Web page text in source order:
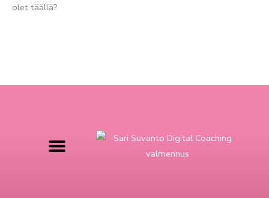
olet täällä?